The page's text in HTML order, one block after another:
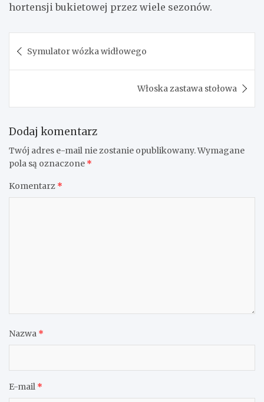
hortensji bukietowej przez wiele sezonów.
wpisu
Symulator wózka widłowego
Włoska zastawa stołowa
Dodaj komentarz
Twój adres e-mail nie zostanie opublikowany.Wymagane
pola są oznaczone *
Komentarz *
Nazwa *
E-mail *